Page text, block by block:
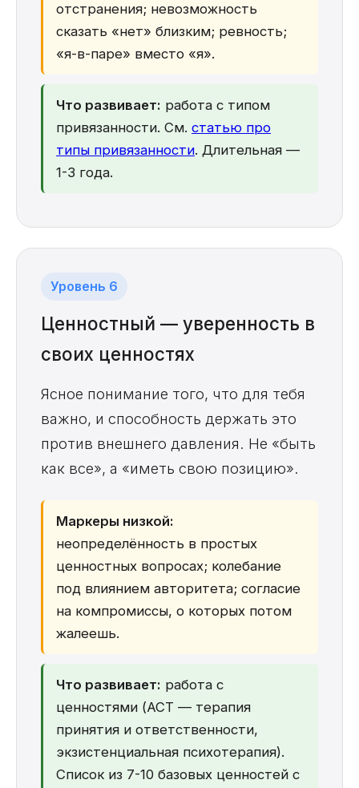
отстранения; невозможность
сказать «нет» близким; ревность;
«я-в-паре» вместо «я».
Что развивает: работа с типом
привязанности. См. статью про
типы привязанности. Длительная —
1-3 года.
Уровень 6
Ценностный — уверенность в
своих ценностях
Ясное понимание того, что для тебя
важно, и способность держать это
против внешнего давления. Не «быть
как все», а «иметь свою позицию».
Маркеры низкой:
неопределённость в простых
ценностных вопросах; колебание
под влиянием авторитета; согласие
на компромиссы, о которых потом
жалеешь.
Что развивает: работа с
ценностями (ACT — терапия
принятия и ответственности,
экзистенциальная психотерапия).
Список из 7-10 базовых ценностей с